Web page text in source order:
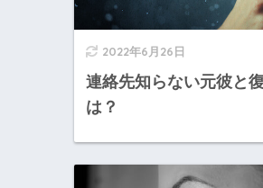
2022年6月26日
連絡先知らない元彼と
は？